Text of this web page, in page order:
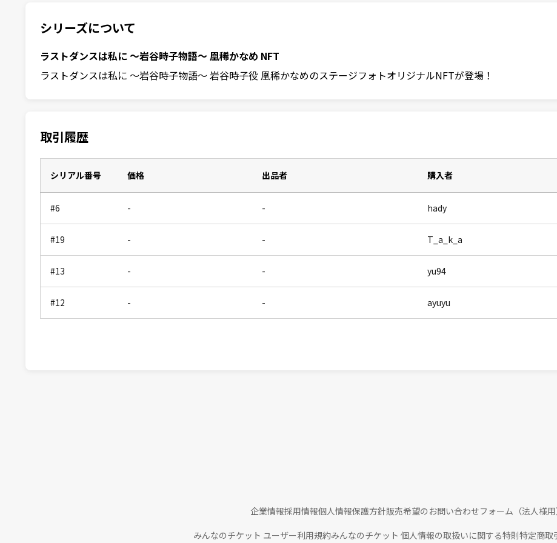
シリーズについて
ラストダンスは私に 〜岩谷時子物語〜 凰稀かなめ NFT
ラストダンスは私に 〜岩谷時子物語〜 岩谷時子役 凰稀かなめのステージフォトオリジナルNFTが登場！
取引履歴
シリアル番号 価格 出品者 購入者
#6 - - hady
#19 - - T_a_k_a
#13 - - yu94
#12 - - ayuyu
企業情報採用情報個人情報保護方針販売希望のお問い合わせフォーム（法人様用
みんなのチケット ユーザー利用規約みんなのチケット 個人情報の取扱いに関する特則特定商取